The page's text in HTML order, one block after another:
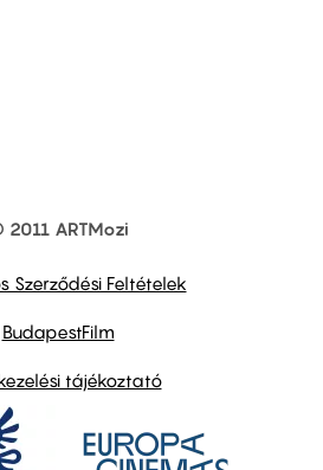
2011 ARTMozi
Szerződési Feltételek
BudapestFilm
tájékoztató